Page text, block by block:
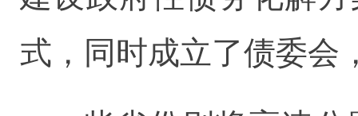
式，同时成立了债委会